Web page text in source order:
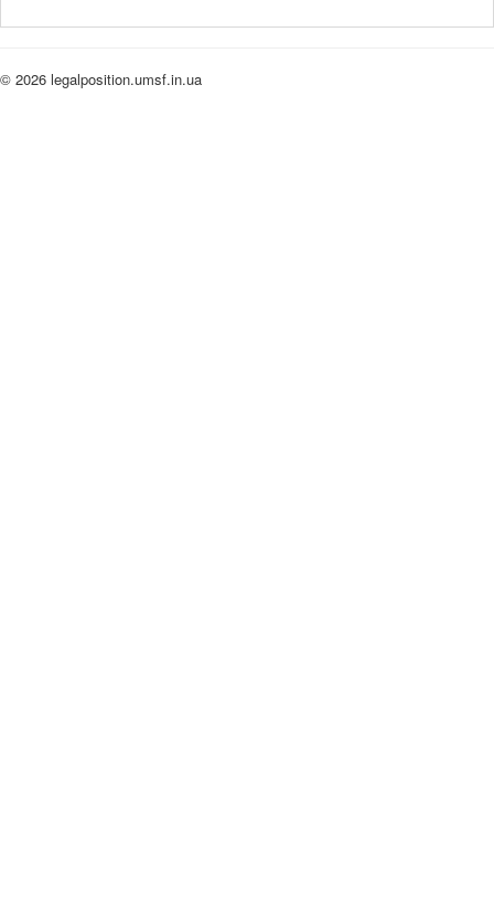
© 2026 legalposition.umsf.in.ua